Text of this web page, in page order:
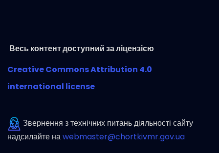
Весь контент доступний за ліцензією
Creative Commons Attribution 4.0
international license
Звернення з технічних питань діяльності сайту
надсилайте наwebmaster@chortkivmr.gov.ua